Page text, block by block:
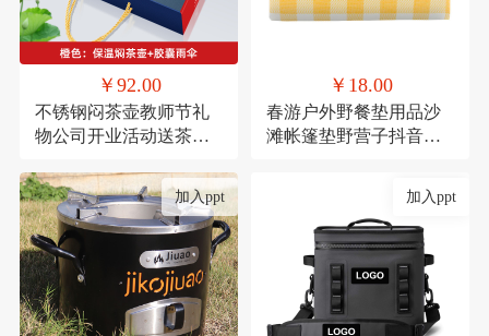
￥92.00
不锈钢闷茶壶教师节礼
物公司开业活动送茶具
￥18.00
春游户外野餐垫用品沙
滩帐篷垫野营子抖音网
加入ppt 加入ppt